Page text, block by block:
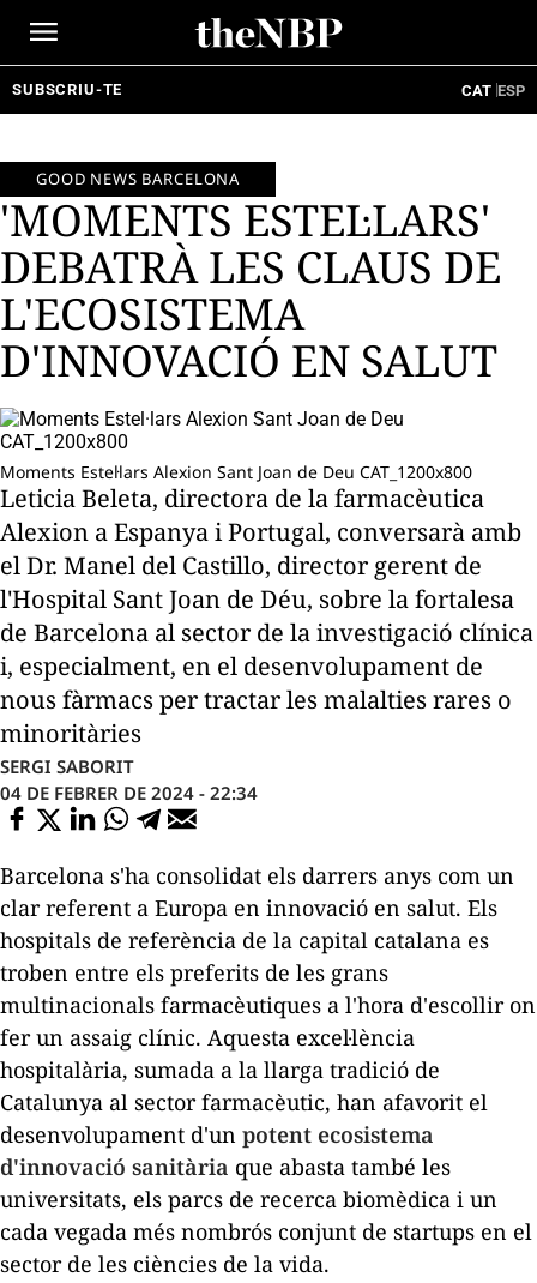
SUBSCRIU-TE CAT ESP
GOOD NEWS BARCELONA
'MOMENTS ESTEL·LARS'
DEBATRÀ LES CLAUS DE
L'ECOSISTEMA
D'INNOVACIÓ EN SALUT
Moments Estel·lars Alexion Sant Joan de Deu CAT_1200x800
Leticia Beleta, directora de la farmacèutica
Alexion a Espanya i Portugal, conversarà amb
el Dr. Manel del Castillo, director gerent de
l'Hospital Sant Joan de Déu, sobre la fortalesa
de Barcelona al sector de la investigació clínica
i, especialment, en el desenvolupament de
nous fàrmacs per tractar les malalties rares o
minoritàries
SERGI SABORIT
04 DE FEBRER DE 2024 - 22:34
Barcelona s'ha consolidat els darrers anys com un
clar referent a Europa en innovació en salut. Els
hospitals de referència de la capital catalana es
troben entre els preferits de les grans
multinacionals farmacèutiques a l'hora d'escollir on
fer un assaig clínic. Aquesta excel·lència
hospitalària, sumada a la llarga tradició de
Catalunya al sector farmacèutic, han afavorit el
desenvolupament d'un potent ecosistema
d'innovació sanitària que abasta també les
universitats, els parcs de recerca biomèdica i un
cada vegada més nombrós conjunt de startups en el
sector de les ciències de la vida.